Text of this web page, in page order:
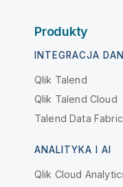
Produkty
INTEGRACJA
Qlik Talend
Qlik Talend Cloud
Talend Data Fabric
ANALITYKA I AI
Qlik Cloud